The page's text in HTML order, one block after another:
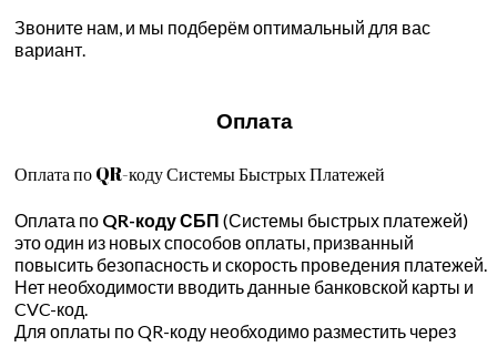
Звоните нам, и мы подберём оптимальный для вас
вариант.
Оплата
Оплата по QR-коду Системы Быстрых Платежей
Оплата по QR-коду СБП (Системы быстрых платежей)
это один из новых способов оплаты, призванный
повысить безопасность и скорость проведения платежей.
Нет необходимости вводить данные банковской карты и
CVC-код.
Для оплаты по QR-коду необходимо разместить через